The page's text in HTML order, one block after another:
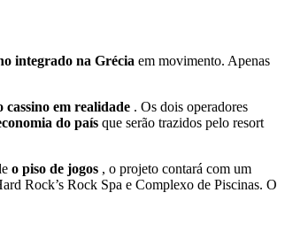
integrado na Grécia em movimento. Apenas
em realidade . Os dois operadores
do país que serão trazidos pelo resort
o piso de jogos , o projeto contará com um
Rock’s Rock Spa e Complexo de Piscinas. O